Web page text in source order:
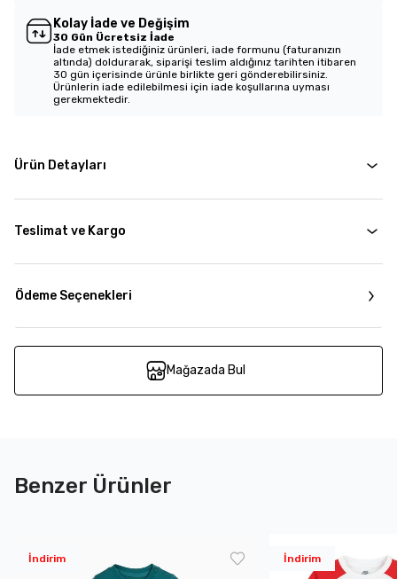
Kolay İade ve Değişim
30 Gün Ücretsiz İade
İade etmek istediğiniz ürünleri, iade formunu (faturanızın
altında) doldurarak, siparişi teslim aldığınız tarihten itibaren
30 gün içerisinde ürünle birlikte geri gönderebilirsiniz.
Ürünlerin iade edilebilmesi için iade koşullarına uyması
gerekmektedir.
Ürün Detayları
Teslimat ve Kargo
Ödeme Seçenekleri
Mağazada Bul
Benzer Ürünler
İndirim İndirim